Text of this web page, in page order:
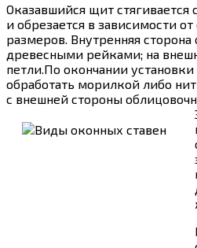
Оказавшийся щит
и обрезается в зависимости
размеров. Внутренняя сторона
древесными рейками; на
петли.По окончании
обработать морилкой либо
с внешней стороны